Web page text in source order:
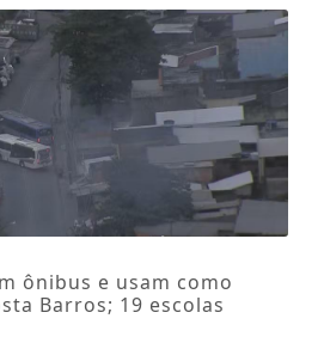
ônibus e usam como
Barros; 19 escolas